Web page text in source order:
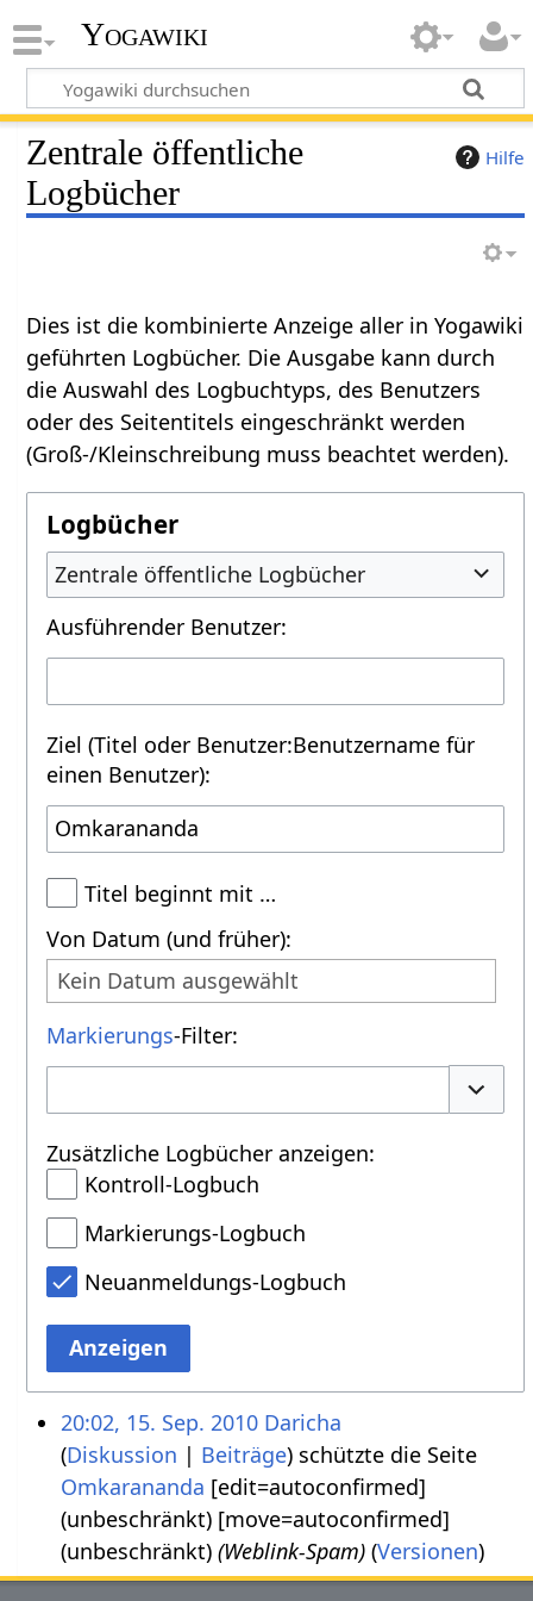
Yogawiki
Hilfe
Zentrale öffentliche
Logbücher
Dies ist die kombinierte Anzeige aller in Yogawiki
geführten Logbücher. Die Ausgabe kann durch
die Auswahl des Logbuchtyps, des Benutzers
oder des Seitentitels eingeschränkt werden
(Groß-/Kleinschreibung muss beachtet werden).
Logbücher
Zentrale öffentliche Logbücher
Ausführender Benutzer:
Ziel (Titel oder Benutzer:Benutzername für
einen Benutzer):
Titel beginnt mit …
Von Datum (und früher):
Kein Datum ausgewählt
Markierungs-Filter:
Zusätzliche Logbücher anzeigen:
Kontroll-Logbuch
Markierungs-Logbuch
Neuanmeldungs-Logbuch
Anzeigen
20:02, 15. Sep. 2010 Daricha
Diskussion
Beiträge schützte die Seite
Omkarananda ‎[edit=autoconfirmed]
(unbeschränkt) [move=autoconfirmed]
(unbeschränkt) (Weblink-Spam) (Versionen)